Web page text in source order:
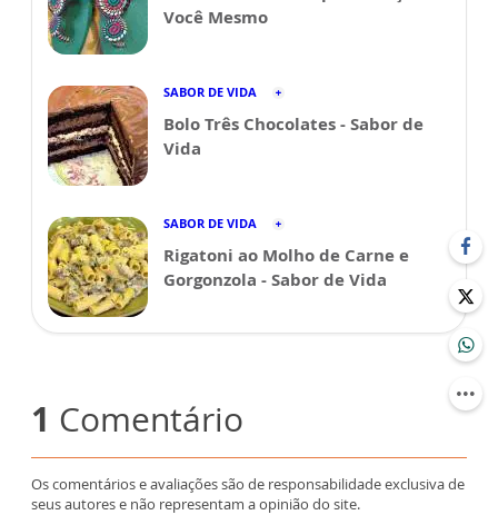
Você Mesmo
SABOR DE VIDA
Bolo Três Chocolates - Sabor de
Vida
SABOR DE VIDA
Rigatoni ao Molho de Carne e
Gorgonzola - Sabor de Vida
1 Comentário
Os comentários e avaliações são de responsabilidade exclusiva de
seus autores e não representam a opinião do site.